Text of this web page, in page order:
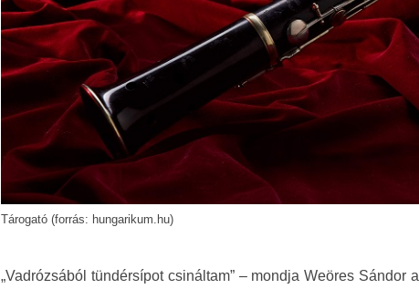
Tárogató (forrás: hungarikum.hu)
„Vadrózsából tündérsípot csináltam” – mondja Weöres Sándor a